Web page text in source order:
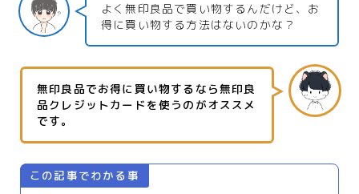
よく無印良品で買い物するんだけど、お
得に買い物する方法はないのかな？
無印良品でお得に買い物するなら無印良
品クレジットカードを使うのがオススメ
です。
この記事でわかる事